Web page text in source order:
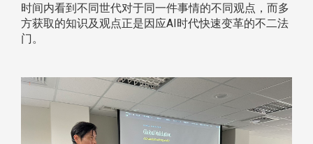
时间内看到不同世代对于同一件事情的不同观点，而多
方获取的知识及观点正是因应AI时代快速变革的不二法
门。